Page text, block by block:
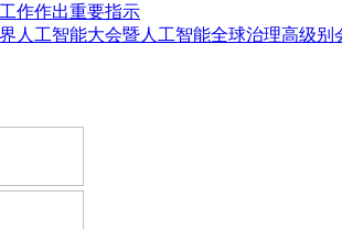
作作出重要指示
人工智能大会暨人工智能全球治理高级